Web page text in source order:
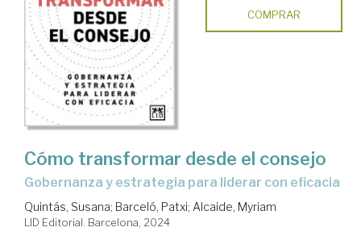
COMPRAR
Cómo transformar desde el consejo
gobernanza y estrategia para liderar con eficacia
Quintás, Susana; Barceló, Patxi; Alcaide, Myriam
LID Editorial. Barcelona, 2024